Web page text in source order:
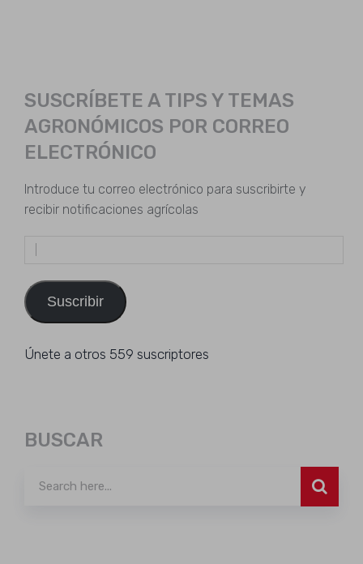
SUSCRÍBETE A TIPS Y TEMAS
AGRONÓMICOS POR CORREO
ELECTRÓNICO
Introduce tu correo electrónico para suscribirte y
recibir notificaciones agrícolas
Dirección
email
Suscribir
Únete a otros 559 suscriptores
BUSCAR